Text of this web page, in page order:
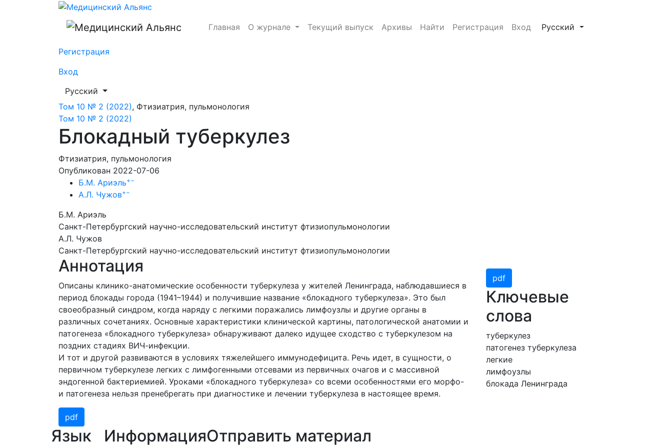
Блокадный туберкулез
Главная О журнале Текущий выпуск Архивы Найти Регистрация Вход Русский
Регистрация
Вход
##plugins.themes.healthSciences.language.toggle##
Русский
Том 10 № 2 (2022), Фтизиатрия, пульмонология
Том 10 № 2 (2022)
Блокадный туберкулез
Фтизиатрия, пульмонология
Опубликован 2022-07-06
Б.М. Ариэль+−
А.Л. Чужов+−
Б.М. Ариэль
Санкт-Петербургский научно-исследовательский институт фтизиопульмонологии
А.Л. Чужов
Санкт-Петербургский научно-исследовательский институт фтизиопульмонологии
pdf
Ключевые
слова
туберкулез
патогенез туберкулеза
легкие
лимфоузлы
блокада Ленинграда
Аннотация
Описаны клинико-анатомические особенности туберкулеза у жителей Ленинграда, наблюдавшиеся в
период блокады города (1941–1944) и получившие название «блокадного туберкулеза». Это был
своеобразный синдром, когда наряду с легкими поражались лимфоузлы и другие органы в
различных сочетаниях. Основные характеристики клинической картины, патологической анатомии и
патогенеза «блокадного туберкулеза» обнаруживают далеко идущее сходство с туберкулезом на
поздних стадиях ВИЧ-инфекции.
И тот и другой развиваются в условиях тяжелейшего иммунодефицита. Речь идет, в сущности, о
первичном туберкулезе легких с лимфогенными отсевами из первичных очагов и с массивной
эндогенной бактериемией. Уроками «блокадного туберкулеза» со всеми особенностями его морфо-
и патогенеза нельзя пренебрегать при диагностике и лечении туберкулеза в настоящее время.
pdf
Язык ИнформацияОтправить материал